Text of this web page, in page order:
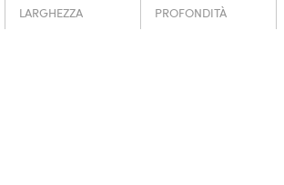
LARGHEZZA PROFONDITÀ